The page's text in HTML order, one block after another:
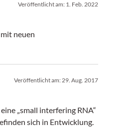
Veröffentlicht am: 1. Feb. 2022
neuen
Veröffentlicht am:29. Aug. 2017
„small interfering RNA“
sich in Entwicklung.